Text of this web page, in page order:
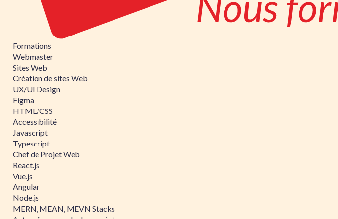
Formations
Webmaster
Sites Web
Création de sites Web
UX/UI Design
Figma
HTML/CSS
Accessibilité
Javascript
Typescript
Chef de Projet Web
React.js
Vue.js
Angular
Node.js
MERN, MEAN, MEVN Stacks